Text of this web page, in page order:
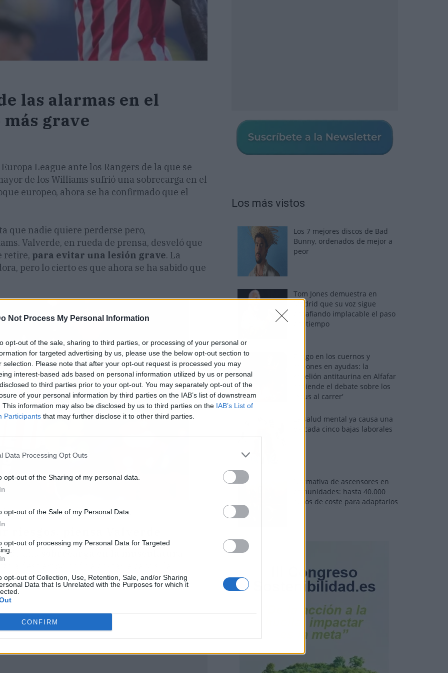
Not Process My Personal Information
opt-out of the sale, sharing to third parties, or processing of your personal or
for targeted advertising by us, please use the below opt-out section to
selection. Please note that after your opt-out request is processed you may
interest-based ads based on personal information utilized by us or personal
to third parties prior to your opt-out. You may separately opt-out of the
of your personal information by third parties on the IAB’s list of downstream
This information may also be disclosed by us to third parties on the IAB’s List of
Participants that may further disclose it to other third parties.
Data Processing Opt Outs
opt-out of the Sharing of my personal data.
opt-out of the Sale of my Personal Data.
opt-out of processing my Personal Data for Targeted
opt-out of Collection, Use, Retention, Sale, and/or Sharing
Data that Is Unrelated with the Purposes for which it
CONFIRM
las alarmas en el
grave
League ante los Rangers de la que se
de los Williams sufrió una sobrecarga en el
europeo, ahora se ha confirmado que el
que nadie quiere perderse pero,
Valverde, en rueda de prensa, desveló que
retire, para evitar una lesión grave. La
pero lo cierto es que ahora se ha sabido que
una
que fuera le apartaría de lo que resta de
Los más vistos
Los 7 mejores discos de Bad
Bunny, ordenados de mejor a
peor
Tom Jones demuestra en
Madrid que su voz sigue
desafiando implacable el paso
del tiempo
Fuego en los cuernos y
millones en ayudas: la
rebelión antitaurina en Alfafar
enciende el debate sobre los
'bous al carrer'
La salud mental ya causa una
de cada cinco bajas laborales
Normativa de ascensores en
comunidades: hasta 40.000
euros de coste para adaptarlos